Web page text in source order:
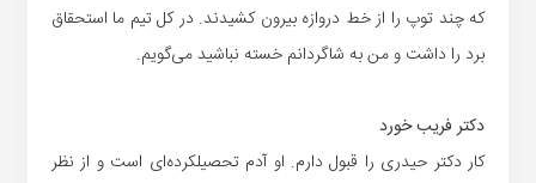
که چند توپ را از خط دروازه بیرون کشیدند. در کل تیم ما استحقاق
برد را داشت و من به شاگردانم خسته نباشید می‌گویم.
دکتر فریب خورد
کار دکتر حیدری را قبول دارم. او آدم تحصیلکرده‌ای است و از نظر